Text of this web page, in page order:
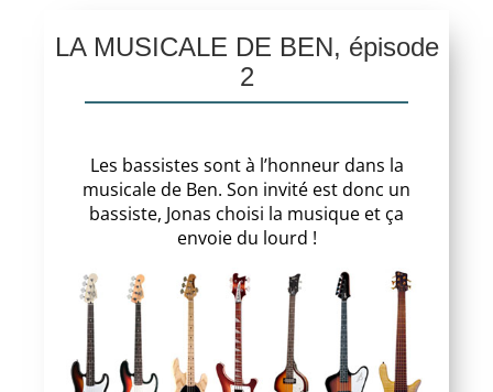
LA MUSICALE DE BEN, épisode
2
Les bassistes sont à l’honneur dans la
musicale de Ben. Son invité est donc un
bassiste, Jonas choisi la musique et ça
envoie du lourd !